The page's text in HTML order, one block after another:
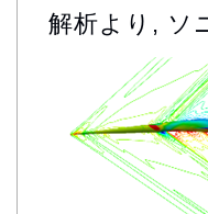
解析より, ソ